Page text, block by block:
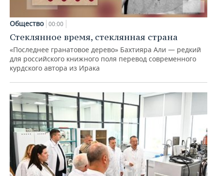
Общество 00:00
Стеклянное время, стеклянная страна
«Последнее гранатовое дерево» Бахтияра Али — редкий
для российского книжного поля перевод современного
курдского автора из Ирака